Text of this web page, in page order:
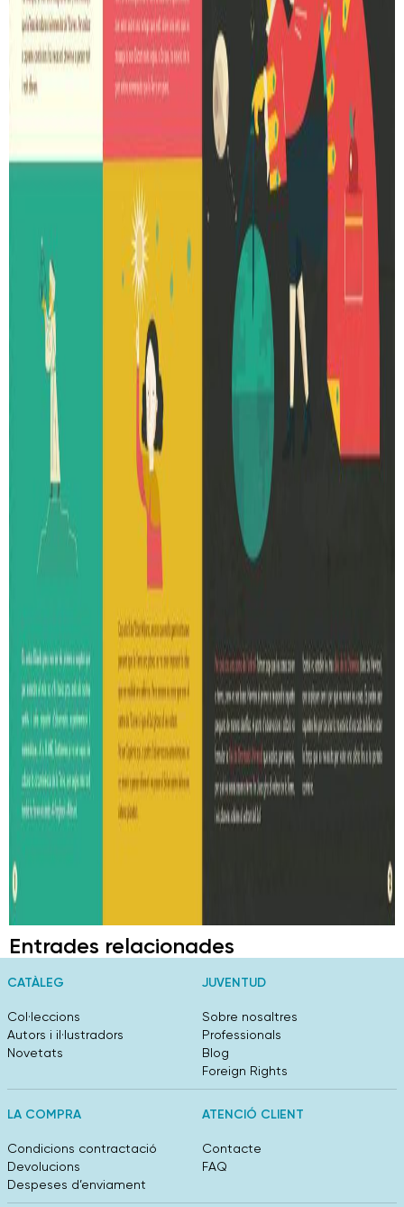
Entrades relacionades
CATÀLEG
Col·leccions
Autors i il·lustradors
Novetats
JUVENTUD
Sobre nosaltres
Professionals
Blog
Foreign Rights
LA COMPRA
Condicions contractació
Devolucions
Despeses d’enviament
ATENCIÓ CLIENT
Contacte
FAQ